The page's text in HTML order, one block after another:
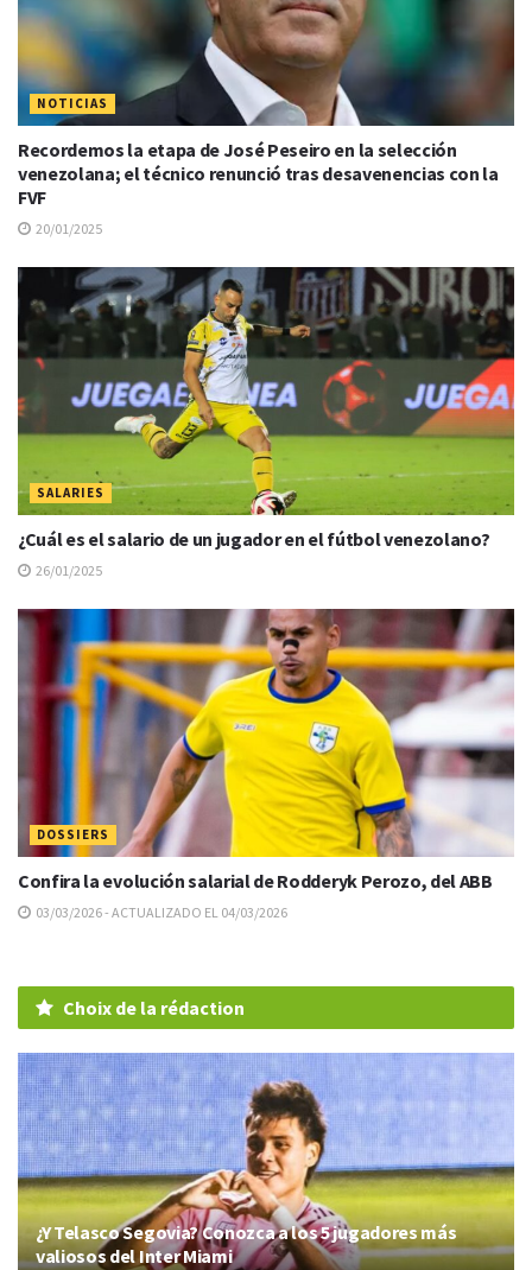
NOTICIAS
Recordemos la etapa de José Peseiro en la selección
venezolana; el técnico renunció tras desavenencias con la
FVF
20/01/2025
SALARIES
¿Cuál es el salario de un jugador en el fútbol venezolano?
26/01/2025
DOSSIERS
Confira la evolución salarial de Rodderyk Perozo, del ABB
03/03/2026 - ACTUALIZADO EL 04/03/2026
Choix de la rédaction
¿Y Telasco Segovia? Conozca a los 5 jugadores más
valiosos del Inter Miami